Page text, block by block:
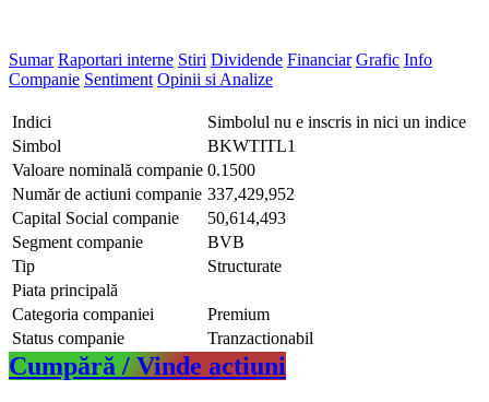
Sumar Raportari interne Stiri Dividende Financiar Grafic Info
Companie Sentiment Opinii si Analize
Indici
Simbolul nu e inscris in nici un indice
Simbol
BKWTITL1
Valoare nominală companie 0.1500
Număr de actiuni companie 337,429,952
Capital Social companie
50,614,493
Segment companie
BVB
Tip
Structurate
Piata principală
Categoria companiei
Premium
Status companie
Tranzactionabil
Cumpără / Vinde actiuni